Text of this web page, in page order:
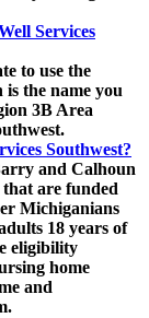
Services
to use the
the name you
3B Area
Southwest?
and Calhoun
are funded
Michiganians
18 years of
eligibility
home
and